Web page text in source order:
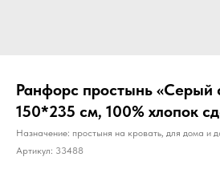
Ранфорс простынь «Серый
150*235 см, 100% хлопок
Назначение: простыня на кровать, для дома и
Артикул: 33488